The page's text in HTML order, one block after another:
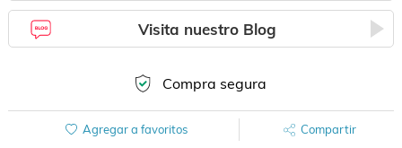
Visita nuestro Blog
Compra segura
Agregar a favoritos Compartir